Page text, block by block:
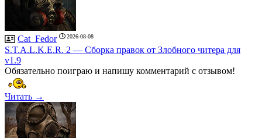
Cat_Fedor 2026-08-08
S.T.A.L.K.E.R. 2 — Сборка правок от Злобного читера для
v1.9
Обязательно поиграю и напишу комментарий с отзывом!
Читать →